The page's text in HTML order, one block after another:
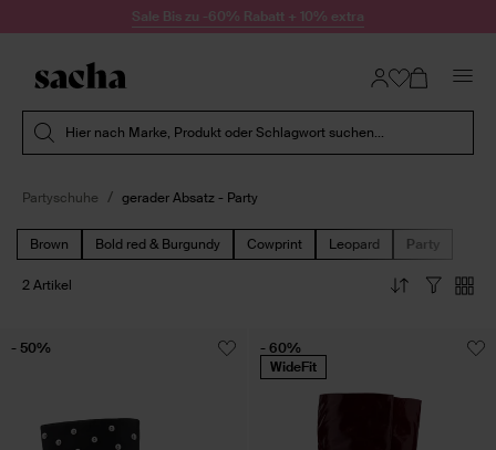
Zum Inhalt springenSale Bis zu -60% Rabatt + 10% extra
Hier nach Marke, Produkt oder Schlagwort suchen...
Partyschuhe gerader Absatz - Party
Brown Bold red & Burgundy Cowprint Leopard Party
2 Artikel
- 50%
- 60%
WideFit